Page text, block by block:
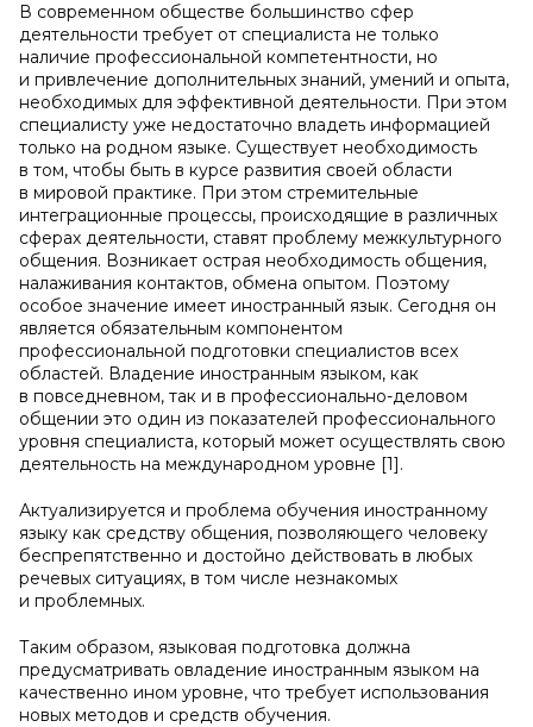
В современном обществе большинство сфер
деятельности требует от специалиста не только
наличие профессиональной компетентности, но
и привлечение дополнительных знаний, умений и опыта,
необходимых для эффективной деятельности. При этом
специалисту уже недостаточно владеть информацией
только на родном языке. Существует необходимость
в том, чтобы быть в курсе развития своей области
в мировой практике. При этом стремительные
интеграционные процессы, происходящие в различных
сферах деятельности, ставят проблему межкультурного
общения. Возникает острая необходимость общения,
налаживания контактов, обмена опытом. Поэтому
особое значение имеет иностранный язык. Сегодня он
является обязательным компонентом
профессиональной подготовки специалистов всех
областей. Владение иностранным языком, как
в повседневном, так и в профессионально-деловом
общении это один из показателей профессионального
уровня специалиста, который может осуществлять свою
деятельность на международном уровне [1].
Актуализируется и проблема обучения иностранному
языку как средству общения, позволяющего человеку
беспрепятственно и достойно действовать в любых
речевых ситуациях, в том числе незнакомых
и проблемных.
Таким образом, языковая подготовка должна
предусматривать овладение иностранным языком на
качественно ином уровне, что требует использования
новых методов и средств обучения.